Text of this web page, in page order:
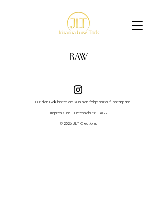
RAW
Für den Blick hinter die Kulissen folge mir auf Instagram.
Impressum Datenschutz AGB
© 2026 JLT Creations